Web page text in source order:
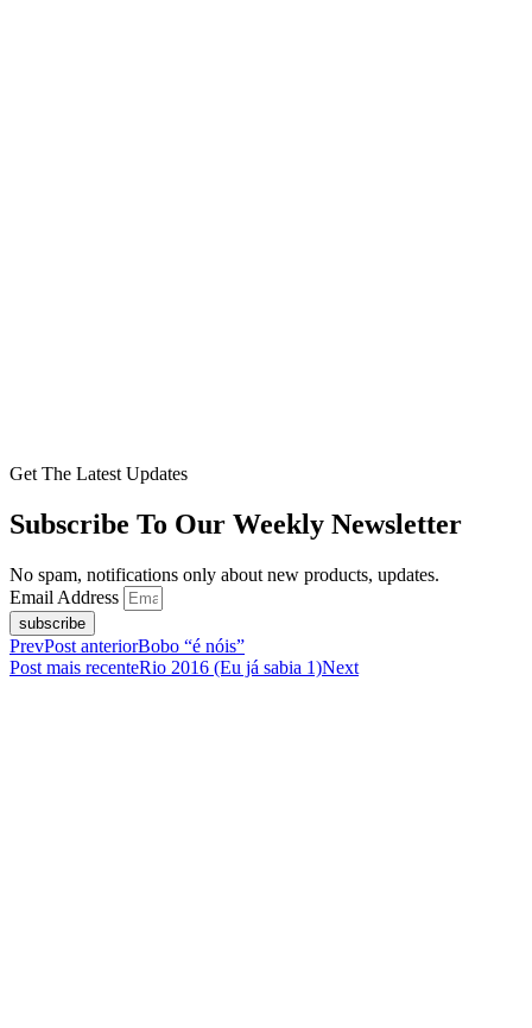
Get The Latest Updates
Subscribe To Our Weekly Newsletter
No spam, notifications only about new products, updates.
Email Address
subscribe
PrevPost anteriorBobo “é nóis”
Post mais recenteRio 2016 (Eu já sabia 1)Next